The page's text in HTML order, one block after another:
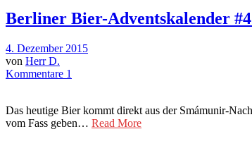
Berliner Bier-Adventskalender
4. Dezember 2015
von Herr D.
Kommentare 1
Das heutige Bier kommt direkt aus der Smámunir-
vom Fass geben… Read More